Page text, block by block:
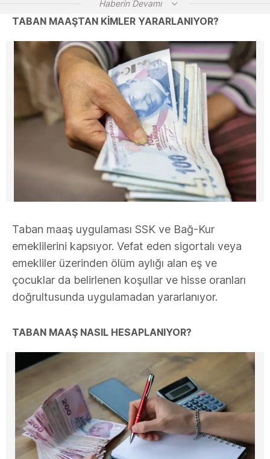
Haberin Devamı
TABAN MAAŞTAN KİMLER YARARLANIYOR?
Taban maaş uygulaması SSK ve Bağ-Kur
emeklilerini kapsıyor. Vefat eden sigortalı veya
emekliler üzerinden ölüm aylığı alan eş ve
çocuklar da belirlenen koşullar ve hisse oranları
doğrultusunda uygulamadan yararlanıyor.
TABAN MAAŞ NASIL HESAPLANIYOR?